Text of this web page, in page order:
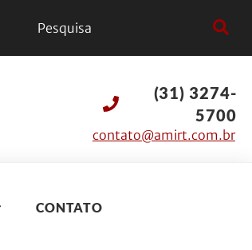
(31) 3274-
5700
contato@amirt.com.br
CONTATO